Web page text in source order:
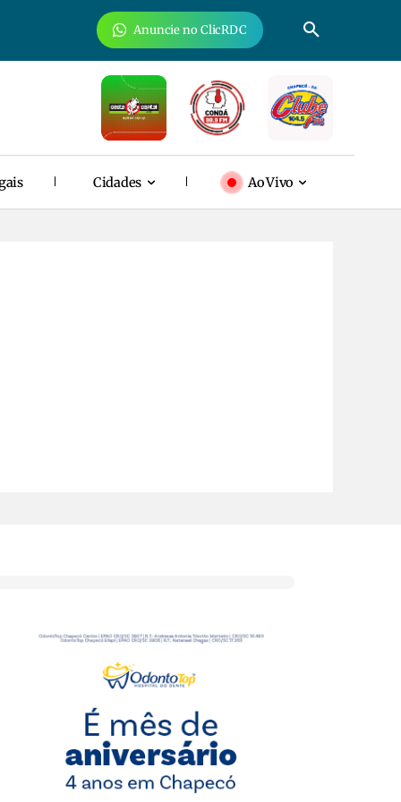
Anuncie no ClicRDC
Cidades Ao Vivo